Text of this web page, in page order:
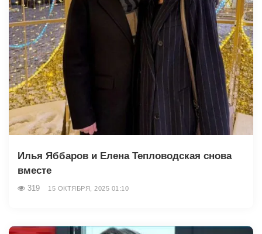
Илья Яббаров и Елена Тепловодская снова
вместе
319 15 ОКТЯБРЯ, 2025 01:10